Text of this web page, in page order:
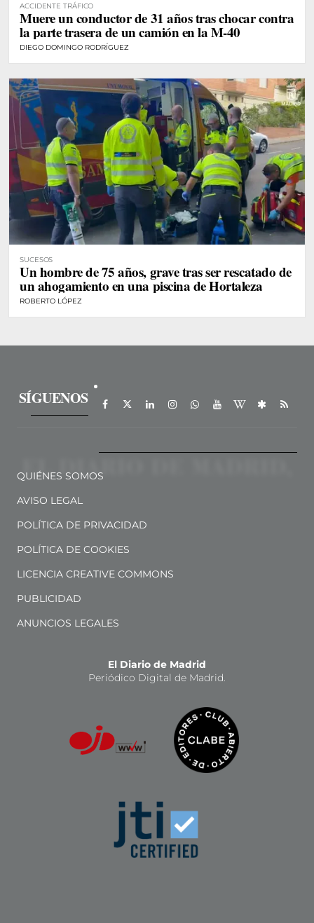
ACCIDENTE TRÁFICO
Muere un conductor de 31 años tras chocar contra
la parte trasera de un camión en la M-40
DIEGO DOMINGO RODRÍGUEZ
SUCESOS
Un hombre de 75 años, grave tras ser rescatado de
un ahogamiento en una piscina de Hortaleza
ROBERTO LÓPEZ
SÍGUENOS
QUIÉNES SOMOS
AVISO LEGAL
POLÍTICA DE PRIVACIDAD
POLÍTICA DE COOKIES
LICENCIA CREATIVE COMMONS
PUBLICIDAD
ANUNCIOS LEGALES
El Diario de Madrid
Periódico Digital de Madrid.